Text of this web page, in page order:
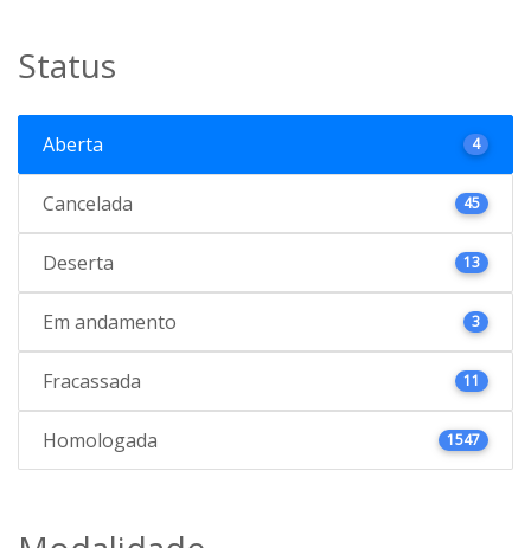
Status
Aberta 4
Cancelada 45
Deserta 13
Em andamento 3
Fracassada 11
Homologada 1547